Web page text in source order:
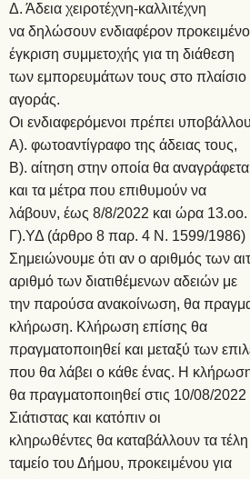
Δ. Άδεια χειροτέχνη-καλλιτέχνη
να δηλώσουν ενδιαφέρον
έγκριση συμμετοχής για τη διάθεση
των εμπορευμάτων τους στο
αγοράς.
Οι ενδιαφερόμενοι πρέπει
Α). φωτοαντίγραφο της άδειας τους,
Β). αίτηση στην οποία θα
και τα μέτρα που επιθυμούν να
λάβουν, έως 8/8/2022 και ώρα 13.οο.
Γ).ΥΔ (άρθρο 8 παρ. 4 Ν. 1599/1986)
Σημειώνουμε ότι αν ο αριθμός των
αριθμό των διατιθέμενων αδειών με
την παρούσα ανακοίνωση, θα
κλήρωση. Κλήρωση επίσης θα
πραγματοποιηθεί και μεταξύ των
που θα λάβει ο κάθε ένας. Η
θα πραγματοποιηθεί στις 10/08/
Σιάτιστας και κατόπιν οι
κληρωθέντες θα καταβάλλουν τα
ταμείο του Δήμου, προκειμένου για